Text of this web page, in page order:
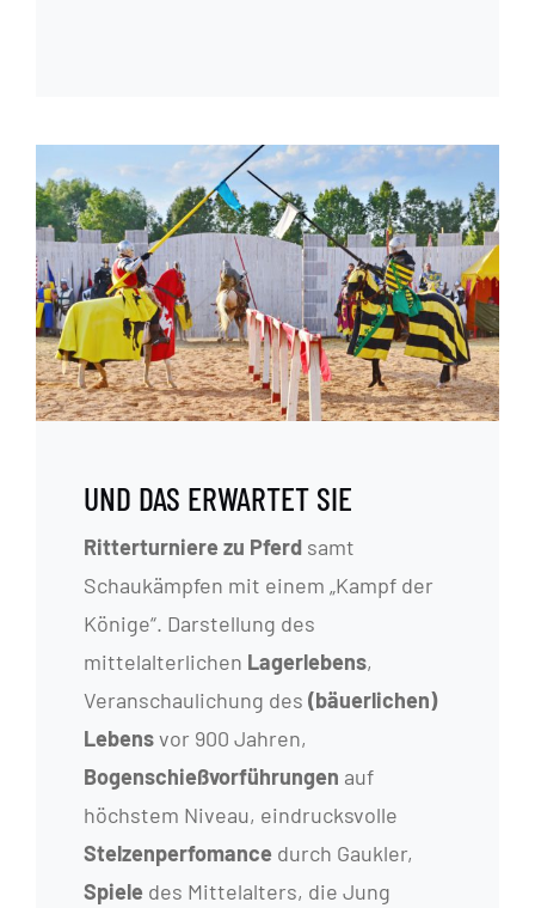
UND DAS ERWARTET SIE
Ritterturniere zu Pferd samt
Schaukämpfen mit einem „Kampf der
Könige“. Darstellung des
mittelalterlichen Lagerlebens,
Veranschaulichung des (bäuerlichen)
Lebensvor 900 Jahren,
Bogenschießvorführungen auf
höchstem Niveau, eindrucksvolle
Stelzenperfomance durch Gaukler,
Spiele des Mittelalters, die Jung